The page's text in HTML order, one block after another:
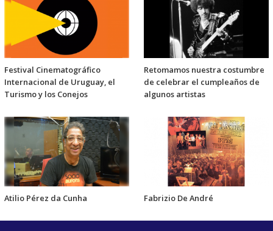
Festival Cinematográfico
Internacional de Uruguay, el
Turismo y los Conejos
Retomamos nuestra costumbre
de celebrar el cumpleaños de
algunos artistas
Atilio Pérez da Cunha Fabrizio De André